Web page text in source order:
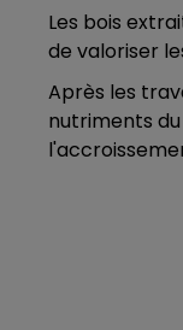
Les bois
de valoriser
Après les
nutriments